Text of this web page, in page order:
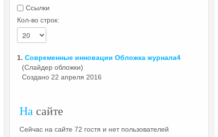
Ссылки
Кол-во строк:
1. Современные инновации Обложка журнала4
(Слайдер обложки)
Создано 22 апреля 2016
На сайте
Сейчас на сайте 72 гостя и нет пользователей